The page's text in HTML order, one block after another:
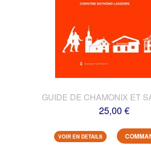
GUIDE DE CHAMONIX ET
25,00 €
VOIR EN DETAILS